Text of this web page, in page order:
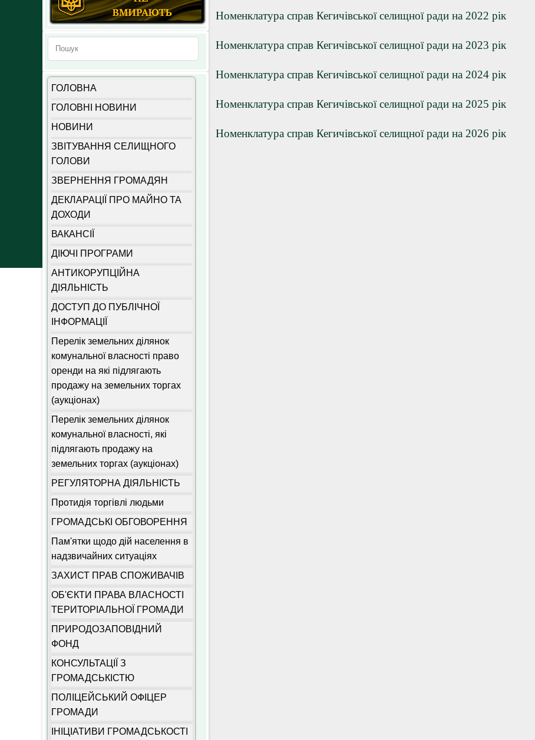
ГОЛОВНА
ГОЛОВНІ НОВИНИ
НОВИНИ
ЗВІТУВАННЯ СЕЛИЩНОГО
ГОЛОВИ
ЗВЕРНЕННЯ ГРОМАДЯН
ДЕКЛАРАЦІЇ ПРО МАЙНО ТА
ДОХОДИ
ВАКАНСІЇ
ДІЮЧІ ПРОГРАМИ
АНТИКОРУПЦІЙНА
ДІЯЛЬНІСТЬ
ДОСТУП ДО ПУБЛІЧНОЇ
ІНФОРМАЦІЇ
Перелік земельних ділянок
комунальної власності право
оренди на які підлягають
продажу на земельних торгах
(аукціонах)
Перелік земельних ділянок
комунальної власності, які
підлягають продажу на
земельних торгах (аукціонах)
РЕГУЛЯТОРНА ДІЯЛЬНІСТЬ
Протидія торгівлі людьми
ГРОМАДСЬКІ ОБГОВОРЕННЯ
Пам'ятки щодо дій населення в
надзвичайних ситуаціях
ЗАХИСТ ПРАВ СПОЖИВАЧІВ
ОБ'ЄКТИ ПРАВА ВЛАСНОСТІ
ТЕРИТОРІАЛЬНОЇ ГРОМАДИ
ПРИРОДОЗАПОВІДНИЙ
ФОНД
КОНСУЛЬТАЦІЇ З
ГРОМАДСЬКІСТЮ
ПОЛІЦЕЙСЬКИЙ ОФІЦЕР
ГРОМАДИ
ІНІЦІАТИВИ ГРОМАДСЬКОСТІ
Номенклатура справ Кегичівської селищної ради на 2022 рік
Номенклатура справ Кегичівської селищної ради на 2023 рік
Номенклатура справ Кегичівської селищної ради на 2024 рік
Номенклатура справ Кегичівської селищної ради на 2025 рік
Номенклатура справ Кегичівської селищної ради на 2026 рік